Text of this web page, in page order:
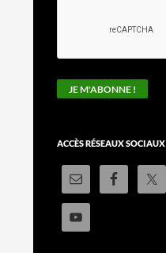
ACCÈS RÉSEAUX SOCIAUX